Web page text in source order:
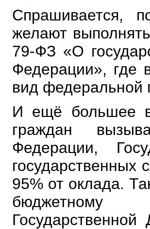
Спрашивается,
желают
79-ФЗ «О
Федерации», где
вид федеральной
И ещё большее
граждан
Федерации,
95% от оклада.
бюджетному